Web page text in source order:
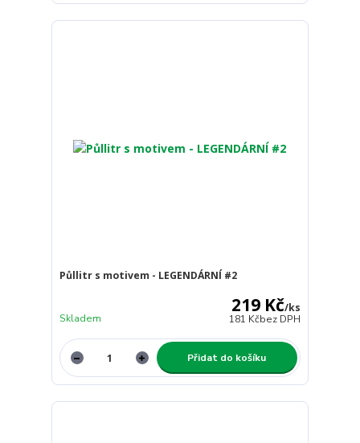
Půllitr s motivem - LEGENDÁRNÍ #2
219 Kč/ks
181 Kčbez DPH
Skladem
Přidat do košíku